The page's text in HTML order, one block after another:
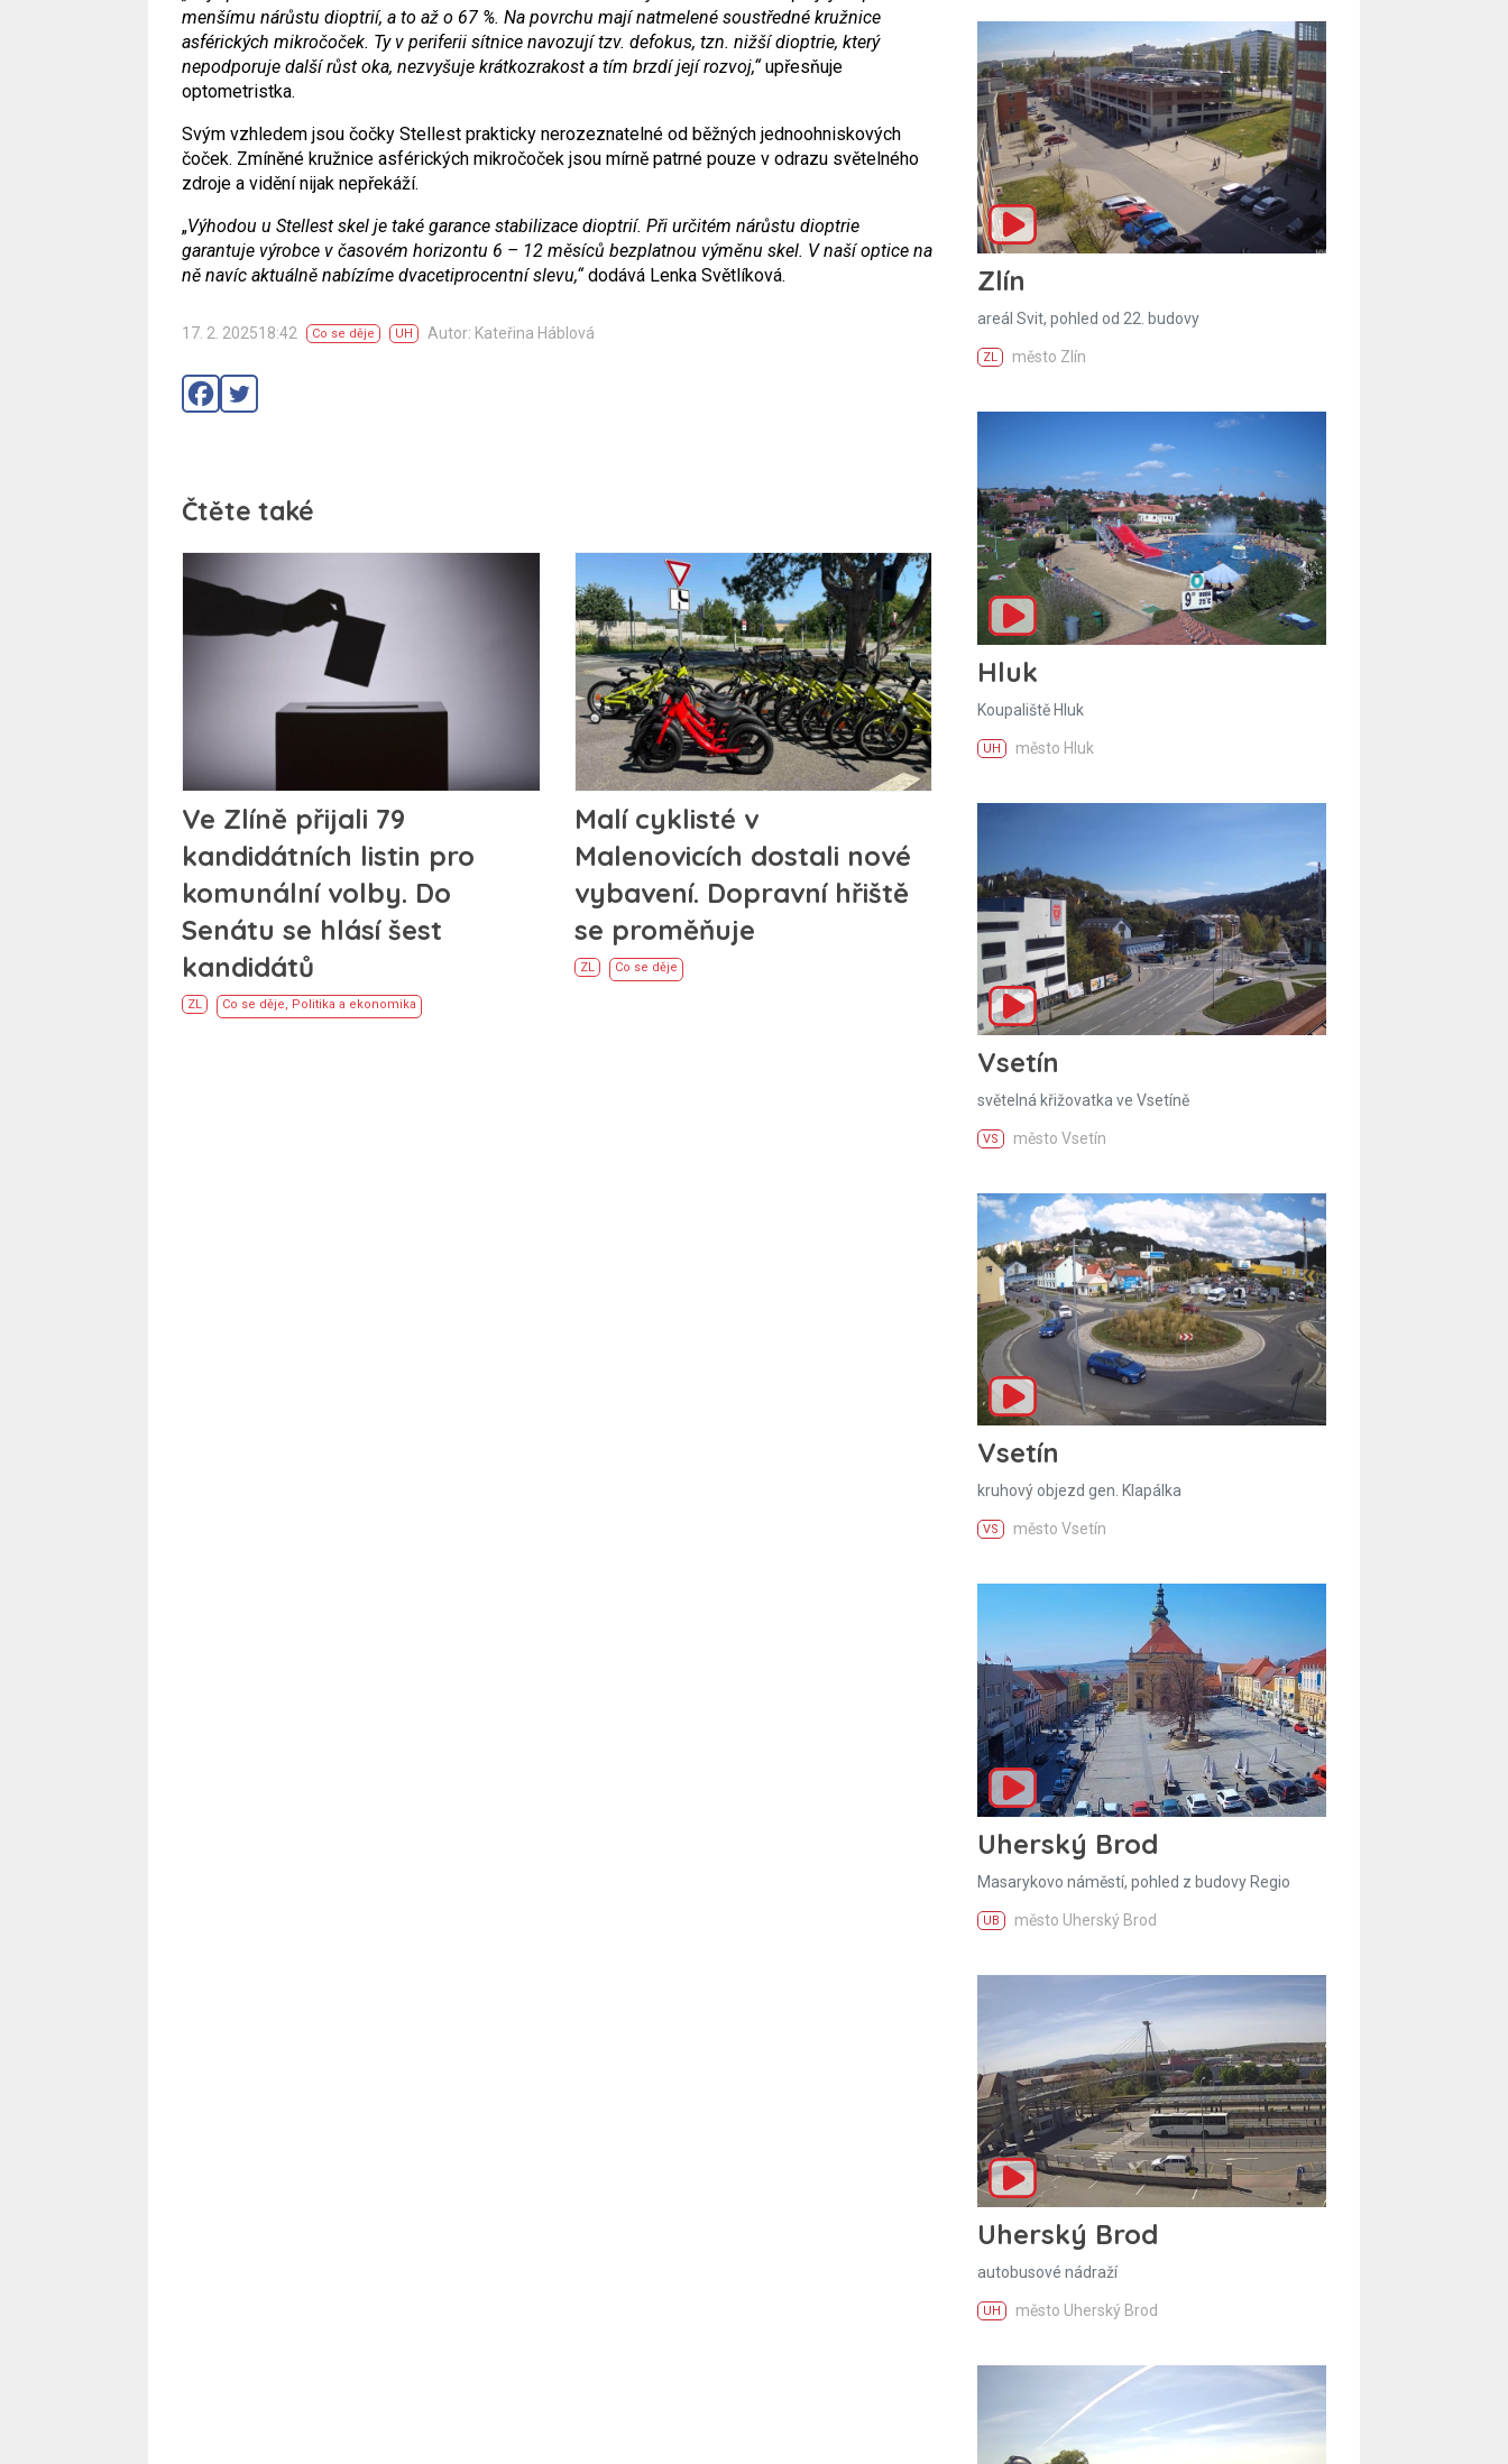
menšímu nárůstu dioptrií, a to až o 67 %. Na povrchu mají natmelené soustředné kružnice
asférických mikročoček. Ty v periferii sítnice navozují tzv. defokus, tzn. nižší dioptrie, který
nepodporuje další růst oka, nezvyšuje krátkozrakost a tím brzdí její rozvoj,“upřesňuje
optometristka.
Svým vzhledem jsou čočky Stellest prakticky nerozeznatelné od běžných jednoohniskových
čoček. Zmíněné kružnice asférických mikročoček jsou mírně patrné pouze v odrazu světelného
zdroje a vidění nijak nepřekáží.
„Výhodou u Stellest skel je také garance stabilizace dioptrií. Při určitém nárůstu dioptrie
garantuje výrobce v časovém horizontu 6 – 12 měsíců bezplatnou výměnu skel. V naší optice na
ně navíc aktuálně nabízíme dvacetiprocentní slevu,“dodává Lenka Světlíková.
17. 2. 202518:42 Co se děje UH Autor: Kateřina Háblová
Čtěte také
Ve Zlíně přijali 79
kandidátních listin pro
komunální volby. Do
Senátu se hlásí šest
kandidátů
ZL Co se děje, Politika a ekonomika
Malí cyklisté v
Malenovicích dostali nové
vybavení. Dopravní hřiště
se proměňuje
ZL Co se děje
Zlín
areál Svit, pohled od 22. budovy
ZL město Zlín
Hluk
Koupaliště Hluk
UH město Hluk
Vsetín
světelná křižovatka ve Vsetíně
VS město Vsetín
Vsetín
kruhový objezd gen. Klapálka
VS město Vsetín
Uherský Brod
Masarykovo náměstí, pohled z budovy Regio
UB město Uherský Brod
Uherský Brod
autobusové nádraží
UH město Uherský Brod